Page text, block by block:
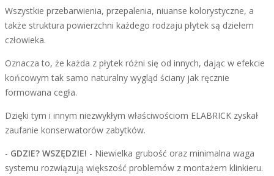
Wszystkie przebarwienia, przepalenia, niuanse kolorystyczne, a
także struktura powierzchni każdego rodzaju płytek są dziełem
człowieka.
Oznacza to, że każda z płytek różni się od innych, dając w efekcie
końcowym tak samo naturalny wygląd ściany jak ręcznie
formowana cegła.
Dzięki tym i innym niezwykłym właściwościom ELABRICK zyskał
zaufanie konserwatorów zabytków.
- GDZIE? WSZĘDZIE! - Niewielka grubość oraz minimalna waga
systemu rozwiązują większość problemów z montażem klinkieru.